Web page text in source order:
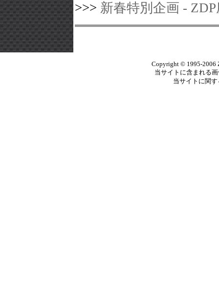
>>> 新春特別企画 -
Copyright © 1995-2006
当サイトに含まれる
当サイトに関